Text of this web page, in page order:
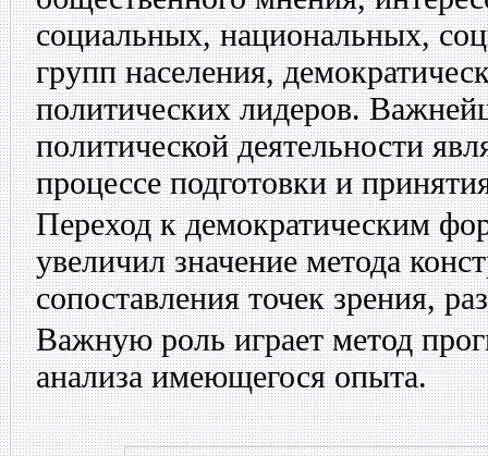
социальных, национальных,
групп населения,
политических лидеров.
политической деятельности
процессе подготовки и
Переход к демократическим
увеличил значение метода
сопоставления точек зрения,
Важную роль играет метод
анализа имеющегося опыта.